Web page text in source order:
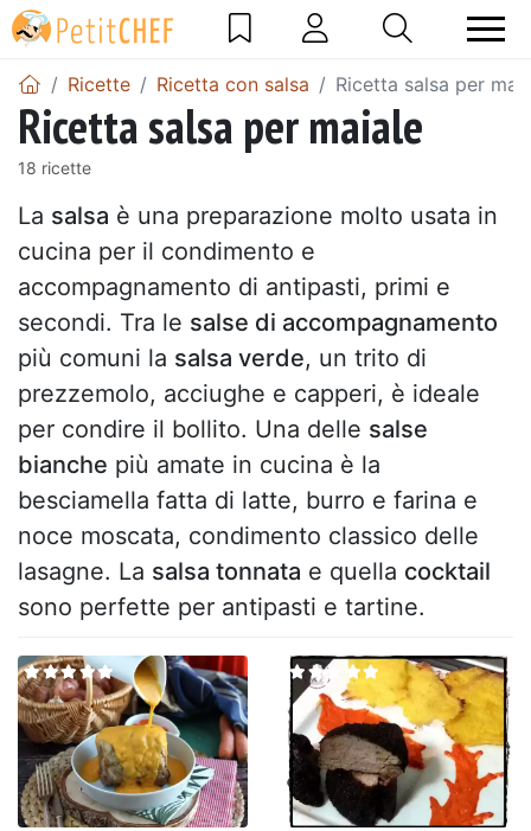
Ricette Ricetta con salsa Ricetta salsa per
Ricetta salsa per maiale
18 ricette
La salsa è una preparazione molto usata in
cucina per il condimento e
accompagnamento di antipasti, primi e
secondi. Tra le salse di accompagnamento
più comuni la salsa verde, un trito di
prezzemolo, acciughe e capperi, è ideale
per condire il bollito. Una delle salse
bianche più amate in cucina è la
besciamella fatta di latte, burro e farina e
noce moscata, condimento classico delle
lasagne. La salsa tonnata e quella cocktail
sono perfette per antipasti e tartine.